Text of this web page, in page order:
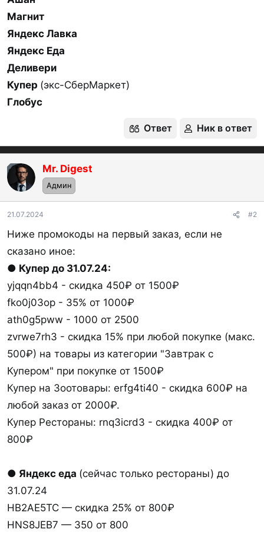
Магнит
Яндекс Лавка
Яндекс Еда
Деливери
Купер (экс-СберМаркет)
Глобус
Ответ Ник в ответ
OP Mr. Digest
Админ
21.07.2024 #2
Ниже промокоды на первый заказ, если не
сказано иное:
● Купер до 31.07.24:
yjqqn4bb4 - скидка 450₽ от 1500₽
fko0j03op - 35% от 1000₽
ath0g5pww - 1000 от 2500
zvrwe7rh3 - скидка 15% при любой покупке (макс.
500₽) на товары из категории "Завтрак с
Купером" при покупке от 1500₽
Купер на Зоотовары: erfg4ti40 - скидка 600₽ на
любой заказ от 2000₽.
Купер Рестораны: rnq3icrd3 - скидка 400₽ от
800₽
● Яндекс еда (сейчас только рестораны) до
31.07.24
HB2AE5TC — скидка 25% от 800₽
HNS8JEB7 — 350 от 800